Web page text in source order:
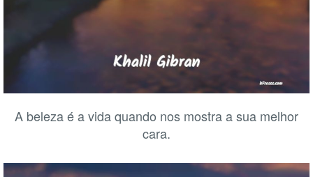
A beleza é a vida quando nos mostra a sua melhor
cara.